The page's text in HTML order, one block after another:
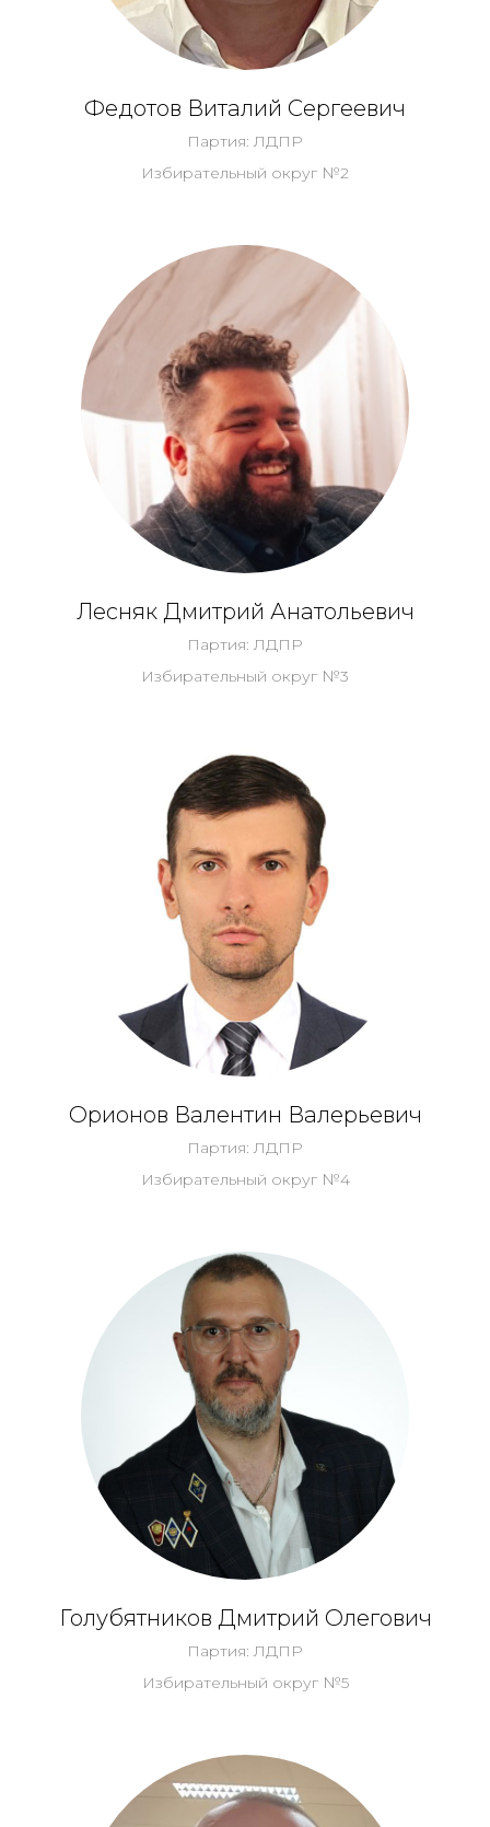
Федотов Виталий Сергеевич
Партия: ЛДПР
Избирательный округ №2
Лесняк Дмитрий Анатольевич
Партия: ЛДПР
Избирательный округ №3
Орионов Валентин Валерьевич
Партия: ЛДПР
Избирательный округ №4
Голубятников Дмитрий Олегович
Партия: ЛДПР
Избирательный округ №5